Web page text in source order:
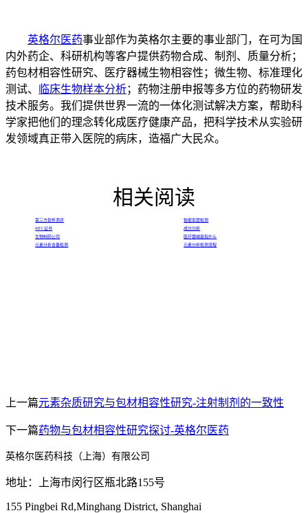
英格尔医药事业部作为英格尔主要的事业部门，在可为国
内外药企、科研机构等客户提供药物合成、制剂、质量分析；
药包材相容性研究、医疗器械生物相容性；微生物、标准理化
测试、
临床生物样本分析；药物注册申报等多方位的药物研发
技术服务。我们提供世界一流的一体化测试解决方案，帮助科
学家把他们的理念转化成医疗健康产品，把科学技术从实验研
发领域真正带入医院的病床，造福广大民众。
相关阅读
第三方软件测评
智能家居检测
MTC证书
成分分析
生物制药公司
医疗器械是指什么
元素分析含量检测
元素分析检测流程
上一篇元素杂质研究与包材相容性研究-注射制剂的一致性
下一篇药物与包材相容性研究探讨-英格尔医药
英格尔医药科技（上海）有限公司
地址：上海市闵行区瓶北路155号
155 Pingbei Rd,Minghang District, Shanghai